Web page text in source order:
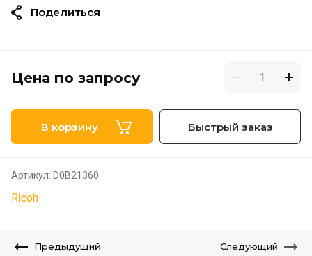
Цена по запросу
В корзину Быстрый заказ
Артикул: D0B21360
Ricoh
Поделиться
Предыдущий Следующий